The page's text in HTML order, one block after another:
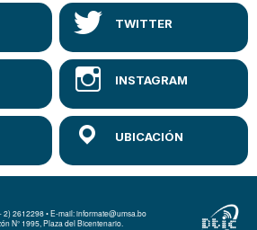
2) 2612298 • E-mail: informate@umsa.bo
N° 1995, Plaza del Bicentenario.